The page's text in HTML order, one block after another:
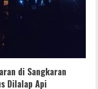
di Sangkaran
Dilalap Api